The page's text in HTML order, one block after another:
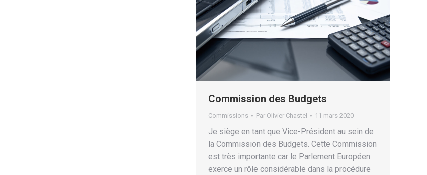
Commission des Budgets
Commissions Par Olivier Chastel 11 mars 2020
Je siège en tant que Vice-Président au sein de
la Commission des Budgets. Cette Commission
est très importante car le Parlement Européen
exerce un rôle considérable dans la procédure